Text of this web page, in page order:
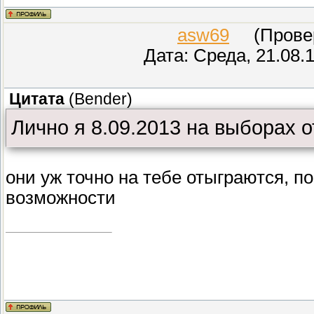
комиссия.
Например, если износ дома
норма для одинокого составит
городской житель обитает в
ему позволено сжечь в месяц
человек — аж 309 кВтч).
социальная норма для одного
asw69
Дата: Среда,
Цитата (Bender)
Лично я 8.09.2013 на выборах
они уж точно на тебе отыграются,
возможности